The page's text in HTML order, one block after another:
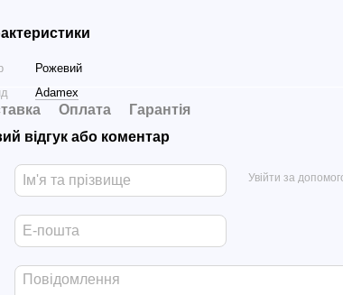
Рожевий
Adamex
Оплата
Гарантія
відгук або коментар
Увійти за